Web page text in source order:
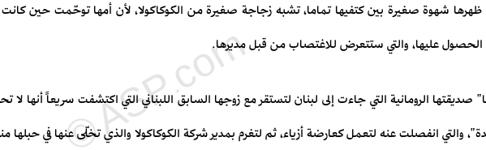
شهوة صغيرة بين كتفيها تماما، تشبه زجاجة صغيرة من الكوكاكولا، لأن أمها توحّمت حين كانت
عليها، والتي ستتعرض للاغتصاب من قبل مديرها.
صديقتها الرومانية التي جاءت إلى لبنان لتستقر مع زوجها السابق اللبناني التي اكتشفت سريعاً أنها
والتي انفصلت عنه لتعمل كعارضة أزياء، ثم لتغرم بمدير شركة الكوكاكولا والذي تخلّى عنها في حبلها